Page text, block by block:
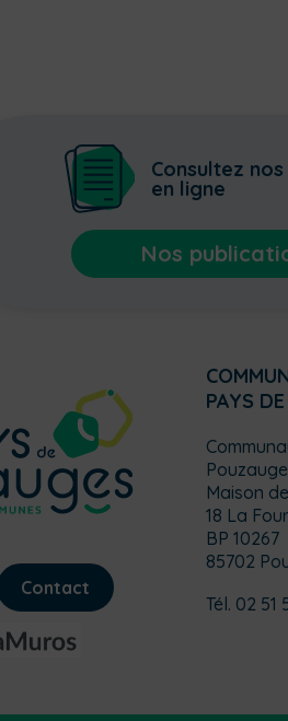
Consultez
en ligne
Nos
Contact
PAYS
Maison
18 La
BP 10267
85702
Tél. 02 51